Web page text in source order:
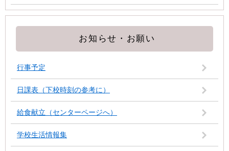
お知らせ・お願い
行事予定
日課表（下校時刻の参考に）
給食献立（センターページへ）
学校生活情報集